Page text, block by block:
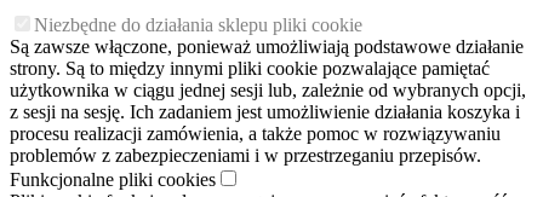
Niezbędne do działania sklepu pliki cookie
Są zawsze włączone, ponieważ umożliwiają podstawowe działanie
strony. Są to między innymi pliki cookie pozwalające pamiętać
użytkownika w ciągu jednej sesji lub, zależnie od wybranych opcji,
z sesji na sesję. Ich zadaniem jest umożliwienie działania koszyka i
procesu realizacji zamówienia, a także pomoc w rozwiązywaniu
problemów z zabezpieczeniami i w przestrzeganiu przepisów.
Funkcjonalne pliki cookies